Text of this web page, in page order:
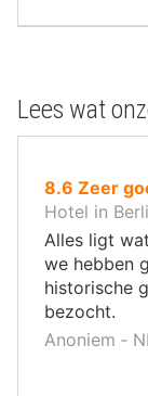
Lees wat
8.6 uit
10
,
Zeer
Hotel in
Alles ligt
we hebben
historische
bezocht.
Anoniem ‐